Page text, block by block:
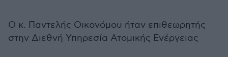
O κ. Παντελής Οικονόμου ήταν επιθεωρητής
στην Διεθνή Υπηρεσία Ατομικής Ενέργειας